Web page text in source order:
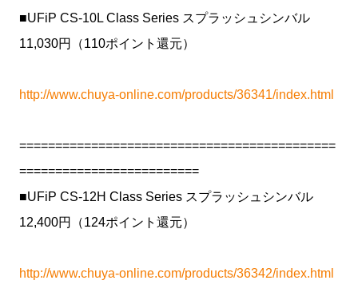
■UFiP CS-10L Class Series スプラッシュシンバル
11,030円（110ポイント還元）
http://www.chuya-online.com/products/36341/index.html
============================================
=========================
■UFiP CS-12H Class Series スプラッシュシンバル
12,400円（124ポイント還元）
http://www.chuya-online.com/products/36342/index.html